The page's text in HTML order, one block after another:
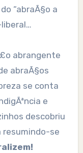
“abraÃ§o a
abrangente
abraÃ§os
se conta
e
descobriu
resumindo-se